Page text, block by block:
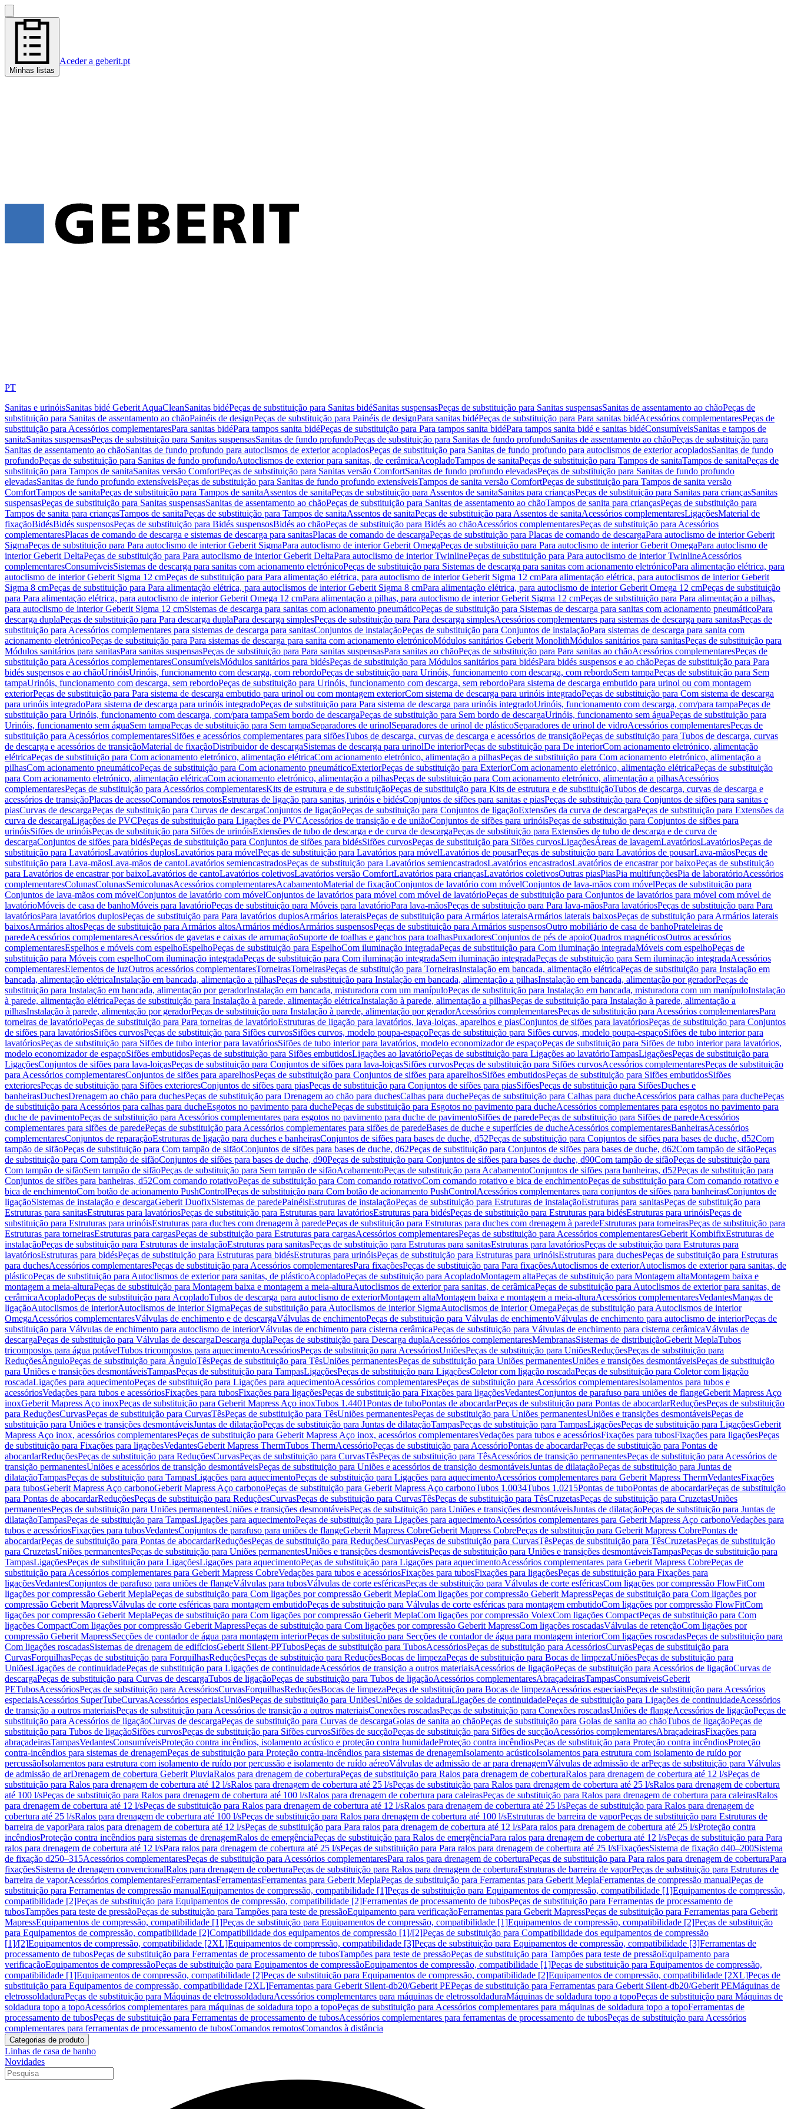
Minhas listas
Aceder a geberit.pt
PT
Sanitas e urinóisSanitas bidé Geberit AquaCleanSanitas bidéPeças de substituição para Sanitas bidéSanitas suspensasPeças de substituição para Sanitas suspensasSanitas de assentamento ao chãoPeças de
substituição para Sanitas de assentamento ao chãoPainéis de designPeças de substituição para Painéis de designPara sanitas bidéPeças de substituição para Para sanitas bidéAcessórios complementaresPeças de
substituição para Acessórios complementaresPara sanitas bidéPara tampos sanita bidéPeças de substituição para Para tampos sanita bidéPara tampos sanita bidé e sanitas bidéConsumíveisSanitas e tampos de
sanitaSanitas suspensasPeças de substituição para Sanitas suspensasSanitas de fundo profundoPeças de substituição para Sanitas de fundo profundoSanitas de assentamento ao chãoPeças de substituição para
Sanitas de assentamento ao chãoSanitas de fundo profundo para autoclismos de exterior acopladosPeças de substituição para Sanitas de fundo profundo para autoclismos de exterior acopladosSanitas de fundo
profundoPeças de substituição para Sanitas de fundo profundoAutoclismos de exterior para sanitas, de cerâmicaAcopladoTampos de sanitaPeças de substituição para Tampos de sanitaTampos de sanitaPeças de
substituição para Tampos de sanitaSanitas versão ComfortPeças de substituição para Sanitas versão ComfortSanitas de fundo profundo elevadasPeças de substituição para Sanitas de fundo profundo
elevadasSanitas de fundo profundo extensíveisPeças de substituição para Sanitas de fundo profundo extensíveisTampos de sanita versão ComfortPeças de substituição para Tampos de sanita versão
ComfortTampos de sanitaPeças de substituição para Tampos de sanitaAssentos de sanitaPeças de substituição para Assentos de sanitaSanitas para criançasPeças de substituição para Sanitas para criançasSanitas
suspensasPeças de substituição para Sanitas suspensasSanitas de assentamento ao chãoPeças de substituição para Sanitas de assentamento ao chãoTampos de sanita para criançasPeças de substituição para
Tampos de sanita para criançasTampos de sanitaPeças de substituição para Tampos de sanitaAssentos de sanitaPeças de substituição para Assentos de sanitaAcessórios complementaresLigaçõesMaterial de
fixaçãoBidésBidés suspensosPeças de substituição para Bidés suspensosBidés ao chãoPeças de substituição para Bidés ao chãoAcessórios complementaresPeças de substituição para Acessórios
complementaresPlacas de comando de descarga e sistemas de descarga para sanitasPlacas de comando de descargaPeças de substituição para Placas de comando de descargaPara autoclismo de interior Geberit
SigmaPeças de substituição para Para autoclismo de interior Geberit SigmaPara autoclismo de interior Geberit OmegaPeças de substituição para Para autoclismo de interior Geberit OmegaPara autoclismo de
interior Geberit DeltaPeças de substituição para Para autoclismo de interior Geberit DeltaPara autoclismo de interior TwinlinePeças de substituição para Para autoclismo de interior TwinlineAcessórios
complementaresConsumíveisSistemas de descarga para sanitas com acionamento eletrónicoPeças de substituição para Sistemas de descarga para sanitas com acionamento eletrónicoPara alimentação elétrica, para
autoclismo de interior Geberit Sigma 12 cmPeças de substituição para Para alimentação elétrica, para autoclismo de interior Geberit Sigma 12 cmPara alimentação elétrica, para autoclismos de interior Geberit
Sigma 8 cmPeças de substituição para Para alimentação elétrica, para autoclismos de interior Geberit Sigma 8 cmPara alimentação elétrica, para autoclismo de interior Geberit Omega 12 cmPeças de substituição
para Para alimentação elétrica, para autoclismo de interior Geberit Omega 12 cmPara alimentação a pilhas, para autoclismo de interior Geberit Sigma 12 cmPeças de substituição para Para alimentação a pilhas,
para autoclismo de interior Geberit Sigma 12 cmSistemas de descarga para sanitas com acionamento pneumáticoPeças de substituição para Sistemas de descarga para sanitas com acionamento pneumáticoPara
descarga duplaPeças de substituição para Para descarga duplaPara descarga simplesPeças de substituição para Para descarga simplesAcessórios complementares para sistemas de descarga para sanitasPeças de
substituição para Acessórios complementares para sistemas de descarga para sanitasConjuntos de instalaçãoPeças de substituição para Conjuntos de instalaçãoPara sistemas de descarga para sanita com
acionamento eletrónicoPeças de substituição para Para sistemas de descarga para sanita com acionamento eletrónicoMódulos sanitários Geberit MonolithMódulos sanitários para sanitasPeças de substituição para
Módulos sanitários para sanitasPara sanitas suspensasPeças de substituição para Para sanitas suspensasPara sanitas ao chãoPeças de substituição para Para sanitas ao chãoAcessórios complementaresPeças de
substituição para Acessórios complementaresConsumíveisMódulos sanitários para bidésPeças de substituição para Módulos sanitários para bidésPara bidés suspensos e ao chãoPeças de substituição para Para
bidés suspensos e ao chãoUrinóisUrinóis, funcionamento com descarga, com rebordoPeças de substituição para Urinóis, funcionamento com descarga, com rebordoSem tampaPeças de substituição para Sem
tampaUrinóis, funcionamento com descarga, sem rebordoPeças de substituição para Urinóis, funcionamento com descarga, sem rebordoPara sistema de descarga embutido para urinol ou com montagem
exteriorPeças de substituição para Para sistema de descarga embutido para urinol ou com montagem exteriorCom sistema de descarga para urinóis integradoPeças de substituição para Com sistema de descarga
para urinóis integradoPara sistema de descarga para urinóis integradoPeças de substituição para Para sistema de descarga para urinóis integradoUrinóis, funcionamento com descarga, com/para tampaPeças de
substituição para Urinóis, funcionamento com descarga, com/para tampaSem bordo de descargaPeças de substituição para Sem bordo de descargaUrinóis, funcionamento sem águaPeças de substituição para
Urinóis, funcionamento sem águaSem tampaPeças de substituição para Sem tampaSeparadores de urinolSeparadores de urinol de plásticoSeparadores de urinol de vidroAcessórios complementaresPeças de
substituição para Acessórios complementaresSifões e acessórios complementares para sifõesTubos de descarga, curvas de descarga e acessórios de transiçãoPeças de substituição para Tubos de descarga, curvas
de descarga e acessórios de transiçãoMaterial de fixaçãoDistribuidor de descargaSistemas de descarga para urinolDe interiorPeças de substituição para De interiorCom acionamento eletrónico, alimentação
elétricaPeças de substituição para Com acionamento eletrónico, alimentação elétricaCom acionamento eletrónico, alimentação a pilhasPeças de substituição para Com acionamento eletrónico, alimentação a
pilhasCom acionamento pneumáticoPeças de substituição para Com acionamento pneumáticoExteriorPeças de substituição para ExteriorCom acionamento eletrónico, alimentação elétricaPeças de substituição
para Com acionamento eletrónico, alimentação elétricaCom acionamento eletrónico, alimentação a pilhasPeças de substituição para Com acionamento eletrónico, alimentação a pilhasAcessórios
complementaresPeças de substituição para Acessórios complementaresKits de estrutura e de substituiçãoPeças de substituição para Kits de estrutura e de substituiçãoTubos de descarga, curvas de descarga e
acessórios de transiçãoPlacas de acessoComandos remotosEstruturas de ligação para sanitas, urinóis e bidésConjuntos de sifões para sanitas e piasPeças de substituição para Conjuntos de sifões para sanitas e
piasCurvas de descargaPeças de substituição para Curvas de descargaConjuntos de ligaçãoPeças de substituição para Conjuntos de ligaçãoExtensões da curva de descargaPeças de substituição para Extensões da
curva de descargaLigações de PVCPeças de substituição para Ligações de PVCAcessórios de transição e de uniãoConjuntos de sifões para urinóisPeças de substituição para Conjuntos de sifões para
urinóisSifões de urinóisPeças de substituição para Sifões de urinóisExtensões de tubo de descarga e de curva de descargaPeças de substituição para Extensões de tubo de descarga e de curva de
descargaConjuntos de sifões para bidésPeças de substituição para Conjuntos de sifões para bidésSifões curvosPeças de substituição para Sifões curvosLigaçõesÁreas de lavagemLavatóriosLavatóriosPeças de
substituição para LavatóriosLavatórios duplosLavatórios para móvelPeças de substituição para Lavatórios para móvelLavatórios de pousarPeças de substituição para Lavatórios de pousarLava-mãosPeças de
substituição para Lava-mãosLava-mãos de cantoLavatórios semiencastradosPeças de substituição para Lavatórios semiencastradosLavatórios encastradosLavatórios de encastrar por baixoPeças de substituição
para Lavatórios de encastrar por baixoLavatórios de cantoLavatórios coletivosLavatórios versão ComfortLavatórios para criançasLavatórios coletivosOutras piasPiasPia multifunçõesPia de laboratórioAcessórios
complementaresColunasColunasSemicolunasAcessórios complementaresAcabamentoMaterial de fixaçãoConjuntos de lavatório com móvelConjuntos de lava-mãos com móvelPeças de substituição para
Conjuntos de lava-mãos com móvelConjuntos de lavatório com móvelConjuntos de lavatórios para móvel com móvel de lavatórioPeças de substituição para Conjuntos de lavatórios para móvel com móvel de
lavatórioMóveis de casa de banhoMóveis para lavatórioPeças de substituição para Móveis para lavatórioPara lava-mãosPeças de substituição para Para lava-mãosPara lavatóriosPeças de substituição para Para
lavatóriosPara lavatórios duplosPeças de substituição para Para lavatórios duplosArmários lateraisPeças de substituição para Armários lateraisArmários laterais baixosPeças de substituição para Armários laterais
baixosArmários altosPeças de substituição para Armários altosArmários médiosArmários suspensosPeças de substituição para Armários suspensosOutro mobiliário de casa de banhoPrateleiras de
paredeAcessórios complementaresAcessórios de gavetas e caixas de arrumaçãoSuporte de toalhas e ganchos para toalhasPuxadoresConjuntos de pés de apoioQuadros magnéticosOutros acessórios
complementaresEspelhos e móveis com espelhoEspelhoPeças de substituição para EspelhoCom iluminação integradaPeças de substituição para Com iluminação integradaMóveis com espelhoPeças de
substituição para Móveis com espelhoCom iluminação integradaPeças de substituição para Com iluminação integradaSem iluminação integradaPeças de substituição para Sem iluminação integradaAcessórios
complementaresElementos de luzOutros acessórios complementaresTorneirasTorneirasPeças de substituição para TorneirasInstalação em bancada, alimentação elétricaPeças de substituição para Instalação em
bancada, alimentação elétricaInstalação em bancada, alimentação a pilhasPeças de substituição para Instalação em bancada, alimentação a pilhasInstalação em bancada, alimentação por geradorPeças de
substituição para Instalação em bancada, alimentação por geradorInstalação em bancada, misturadora com um manípuloPeças de substituição para Instalação em bancada, misturadora com um manípuloInstalação
à parede, alimentação elétricaPeças de substituição para Instalação à parede, alimentação elétricaInstalação à parede, alimentação a pilhasPeças de substituição para Instalação à parede, alimentação a
pilhasInstalação à parede, alimentação por geradorPeças de substituição para Instalação à parede, alimentação por geradorAcessórios complementaresPeças de substituição para Acessórios complementaresPara
torneiras de lavatórioPeças de substituição para Para torneiras de lavatórioEstruturas de ligação para lavatórios, lava-loiças, aparelhos e piasConjuntos de sifões para lavatóriosPeças de substituição para Conjuntos
de sifões para lavatóriosSifões curvosPeças de substituição para Sifões curvosSifões curvos, modelo poupa-espaçoPeças de substituição para Sifões curvos, modelo poupa-espaçoSifões de tubo interior para
lavatóriosPeças de substituição para Sifões de tubo interior para lavatóriosSifões de tubo interior para lavatórios, modelo economizador de espaçoPeças de substituição para Sifões de tubo interior para lavatórios,
modelo economizador de espaçoSifões embutidosPeças de substituição para Sifões embutidosLigações ao lavatórioPeças de substituição para Ligações ao lavatórioTampasLigaçõesPeças de substituição para
LigaçõesConjuntos de sifões para lava-loiçasPeças de substituição para Conjuntos de sifões para lava-loiçasSifões curvosPeças de substituição para Sifões curvosAcessórios complementaresPeças de substituição
para Acessórios complementaresConjuntos de sifões para aparelhosPeças de substituição para Conjuntos de sifões para aparelhosSifões embutidosPeças de substituição para Sifões embutidosSifões
exterioresPeças de substituição para Sifões exterioresConjuntos de sifões para piasPeças de substituição para Conjuntos de sifões para piasSifõesPeças de substituição para SifõesDuches e
banheirasDuchesDrenagem ao chão para duchesPeças de substituição para Drenagem ao chão para duchesCalhas para duchePeças de substituição para Calhas para ducheAcessórios para calhas para duchePeças
de substituição para Acessórios para calhas para ducheEsgotos no pavimento para duchePeças de substituição para Esgotos no pavimento para ducheAcessórios complementares para esgotos no pavimento para
duche de pavimentoPeças de substituição para Acessórios complementares para esgotos no pavimento para duche de pavimentoSifões de paredePeças de substituição para Sifões de paredeAcessórios
complementares para sifões de paredePeças de substituição para Acessórios complementares para sifões de paredeBases de duche e superfícies de ducheAcessórios complementaresBanheirasAcessórios
complementaresConjuntos de reparaçãoEstruturas de ligação para duches e banheirasConjuntos de sifões para bases de duche, d52Peças de substituição para Conjuntos de sifões para bases de duche, d52Com
tampão de sifãoPeças de substituição para Com tampão de sifãoConjuntos de sifões para bases de duche, d62Peças de substituição para Conjuntos de sifões para bases de duche, d62Com tampão de sifãoPeças
de substituição para Com tampão de sifãoConjuntos de sifões para bases de duche, d90Peças de substituição para Conjuntos de sifões para bases de duche, d90Com tampão de sifãoPeças de substituição para
Com tampão de sifãoSem tampão de sifãoPeças de substituição para Sem tampão de sifãoAcabamentoPeças de substituição para AcabamentoConjuntos de sifões para banheiras, d52Peças de substituição para
Conjuntos de sifões para banheiras, d52Com comando rotativoPeças de substituição para Com comando rotativoCom comando rotativo e bica de enchimentoPeças de substituição para Com comando rotativo e
bica de enchimentoCom botão de acionamento PushControlPeças de substituição para Com botão de acionamento PushControlAcessórios complementares para conjuntos de sifões para banheirasConjuntos de
ligaçãoSistemas de instalação e descargaGeberit DuofixSistemas de paredePainéisEstruturas de instalaçãoPeças de substituição para Estruturas de instalaçãoEstruturas para sanitasPeças de substituição para
Estruturas para sanitasEstruturas para lavatóriosPeças de substituição para Estruturas para lavatóriosEstruturas para bidésPeças de substituição para Estruturas para bidésEstruturas para urinóisPeças de
substituição para Estruturas para urinóisEstruturas para duches com drenagem à paredePeças de substituição para Estruturas para duches com drenagem à paredeEstruturas para torneirasPeças de substituição para
Estruturas para torneirasEstruturas para cargasPeças de substituição para Estruturas para cargasAcessórios complementaresPeças de substituição para Acessórios complementaresGeberit KombifixEstruturas de
instalaçãoPeças de substituição para Estruturas de instalaçãoEstruturas para sanitasPeças de substituição para Estruturas para sanitasEstruturas para lavatóriosPeças de substituição para Estruturas para
lavatóriosEstruturas para bidésPeças de substituição para Estruturas para bidésEstruturas para urinóisPeças de substituição para Estruturas para urinóisEstruturas para duchesPeças de substituição para Estruturas
para duchesAcessórios complementaresPeças de substituição para Acessórios complementaresPara fixaçõesPeças de substituição para Para fixaçõesAutoclismos de exteriorAutoclismos de exterior para sanitas, de
plásticoPeças de substituição para Autoclismos de exterior para sanitas, de plásticoAcopladoPeças de substituição para AcopladoMontagem altaPeças de substituição para Montagem altaMontagem baixa e
montagem a meia-alturaPeças de substituição para Montagem baixa e montagem a meia-alturaAutoclismos de exterior para sanitas, de cerâmicaPeças de substituição para Autoclismos de exterior para sanitas, de
cerâmicaAcopladoPeças de substituição para AcopladoTubos de descarga para autoclismo de exteriorMontagem altaMontagem baixa e montagem a meia-alturaAcessórios complementaresVedantesMangas de
ligaçãoAutoclismos de interiorAutoclismos de interior SigmaPeças de substituição para Autoclismos de interior SigmaAutoclismos de interior OmegaPeças de substituição para Autoclismos de interior
OmegaAcessórios complementaresVálvulas de enchimento e de descargaVálvulas de enchimentoPeças de substituição para Válvulas de enchimentoVálvulas de enchimento para autoclismo de interiorPeças de
substituição para Válvulas de enchimento para autoclismo de interiorVálvulas de enchimento para cisterna cerâmicaPeças de substituição para Válvulas de enchimento para cisterna cerâmicaVálvulas de
descargaPeças de substituição para Válvulas de descargaDescarga duplaPeças de substituição para Descarga duplaAcessórios complementaresMembranasSistemas de distribuiçãoGeberit MeplaTubos
tricompostos para água potávelTubos tricompostos para aquecimentoAcessóriosPeças de substituição para AcessóriosUniõesPeças de substituição para UniõesReduçõesPeças de substituição para
ReduçõesÂnguloPeças de substituição para ÂnguloTêsPeças de substituição para TêsUniões permanentesPeças de substituição para Uniões permanentesUniões e transições desmontáveisPeças de substituição
para Uniões e transições desmontáveisTampasPeças de substituição para TampasLigaçõesPeças de substituição para LigaçõesColetor com ligação roscadaPeças de substituição para Coletor com ligação
roscadaLigações para aquecimentoPeças de substituição para Ligações para aquecimentoAcessórios complementaresPeças de substituição para Acessórios complementaresIsolamentos para tubos e
acessóriosVedações para tubos e acessóriosFixações para tubosFixações para ligaçõesPeças de substituição para Fixações para ligaçõesVedantesConjuntos de parafuso para uniões de flangeGeberit Mapress Aço
inoxGeberit Mapress Aço inoxPeças de substituição para Geberit Mapress Aço inoxTubos 1.4401Pontas de tuboPontas de abocardarPeças de substituição para Pontas de abocardarReduçõesPeças de substituição
para ReduçõesCurvasPeças de substituição para CurvasTêsPeças de substituição para TêsUniões permanentesPeças de substituição para Uniões permanentesUniões e transições desmontáveisPeças de
substituição para Uniões e transições desmontáveisJuntas de dilataçãoPeças de substituição para Juntas de dilataçãoTampasPeças de substituição para TampasLigaçõesPeças de substituição para LigaçõesGeberit
Mapress Aço inox, acessórios complementaresPeças de substituição para Geberit Mapress Aço inox, acessórios complementaresVedações para tubos e acessóriosFixações para tubosFixações para ligaçõesPeças
de substituição para Fixações para ligaçõesVedantesGeberit Mapress ThermTubos ThermAcessórioPeças de substituição para AcessórioPontas de abocardarPeças de substituição para Pontas de
abocardarReduçõesPeças de substituição para ReduçõesCurvasPeças de substituição para CurvasTêsPeças de substituição para TêsAcessórios de transição permanentesPeças de substituição para Acessórios de
transição permanentesUniões e acessórios de transição desmontáveisPeças de substituição para Uniões e acessórios de transição desmontáveisJuntas de dilataçãoPeças de substituição para Juntas de
dilataçãoTampasPeças de substituição para TampasLigações para aquecimentoPeças de substituição para Ligações para aquecimentoAcessórios complementares para Geberit Mapress ThermVedantesFixações
para tubosGeberit Mapress Aço carbonoGeberit Mapress Aço carbonoPeças de substituição para Geberit Mapress Aço carbonoTubos 1.0034Tubos 1.0215Pontas de tuboPontas de abocardarPeças de substituição
para Pontas de abocardarReduçõesPeças de substituição para ReduçõesCurvasPeças de substituição para CurvasTêsPeças de substituição para TêsCruzetasPeças de substituição para CruzetasUniões
permanentesPeças de substituição para Uniões permanentesUniões e transições desmontáveisPeças de substituição para Uniões e transições desmontáveisJuntas de dilataçãoPeças de substituição para Juntas de
dilataçãoTampasPeças de substituição para TampasLigações para aquecimentoPeças de substituição para Ligações para aquecimentoAcessórios complementares para Geberit Mapress Aço carbonoVedações para
tubos e acessóriosFixações para tubosVedantesConjuntos de parafuso para uniões de flangeGeberit Mapress CobreGeberit Mapress CobrePeças de substituição para Geberit Mapress CobrePontas de
abocardarPeças de substituição para Pontas de abocardarReduçõesPeças de substituição para ReduçõesCurvasPeças de substituição para CurvasTêsPeças de substituição para TêsCruzetasPeças de substituição
para CruzetasUniões permanentesPeças de substituição para Uniões permanentesUniões e transições desmontáveisPeças de substituição para Uniões e transições desmontáveisTampasPeças de substituição para
TampasLigaçõesPeças de substituição para LigaçõesLigações para aquecimentoPeças de substituição para Ligações para aquecimentoAcessórios complementares para Geberit Mapress CobrePeças de
substituição para Acessórios complementares para Geberit Mapress CobreVedações para tubos e acessóriosFixações para tubosFixações para ligaçõesPeças de substituição para Fixações para
ligaçõesVedantesConjuntos de parafuso para uniões de flangeVálvulas para tubosVálvulas de corte esféricasPeças de substituição para Válvulas de corte esféricasCom ligações por compressão FlowFitCom
ligações por compressão Geberit MeplaPeças de substituição para Com ligações por compressão Geberit MeplaCom ligações por compressão Geberit MapressPeças de substituição para Com ligações por
compressão Geberit MapressVálvulas de corte esféricas para montagem embutidoPeças de substituição para Válvulas de corte esféricas para montagem embutidoCom ligações por compressão FlowFitCom
ligações por compressão Geberit MeplaPeças de substituição para Com ligações por compressão Geberit MeplaCom ligações por compressão VolexCom ligações CompactPeças de substituição para Com
ligações CompactCom ligações por compressão Geberit MapressPeças de substituição para Com ligações por compressão Geberit MapressCom ligações roscadasVálvulas de retençãoCom ligações por
compressão Geberit MapressSecções de contador de água para montagem interiorPeças de substituição para Secções de contador de água para montagem interiorCom ligações roscadasPeças de substituição para
Com ligações roscadasSistemas de drenagem de edifíciosGeberit Silent-PPTubosPeças de substituição para TubosAcessóriosPeças de substituição para AcessóriosCurvasPeças de substituição para
CurvasForquilhasPeças de substituição para ForquilhasReduçõesPeças de substituição para ReduçõesBocas de limpezaPeças de substituição para Bocas de limpezaUniõesPeças de substituição para
UniõesLigações de continuidadePeças de substituição para Ligações de continuidadeAcessórios de transição a outros materiaisAcessórios de ligaçãoPeças de substituição para Acessórios de ligaçãoCurvas de
descargaPeças de substituição para Curvas de descargaTubos de ligaçãoPeças de substituição para Tubos de ligaçãoAcessórios complementaresAbraçadeirasTampasConsumíveisGeberit
PETubosAcessóriosPeças de substituição para AcessóriosCurvasForquilhasReduçõesBocas de limpezaPeças de substituição para Bocas de limpezaAcessórios especiaisPeças de substituição para Acessórios
especiaisAcessórios SuperTubeCurvasAcessórios especiaisUniõesPeças de substituição para UniõesUniões de soldaduraLigações de continuidadePeças de substituição para Ligações de continuidadeAcessórios
de transição a outros materiaisPeças de substituição para Acessórios de transição a outros materiaisConexões roscadasPeças de substituição para Conexões roscadasUniões de flangeAcessórios de ligaçãoPeças de
substituição para Acessórios de ligaçãoCurvas de descargaPeças de substituição para Curvas de descargaGolas de sanita ao chãoPeças de substituição para Golas de sanita ao chãoTubos de ligaçãoPeças de
substituição para Tubos de ligaçãoSifões curvosPeças de substituição para Sifões curvosSifões de sucçãoPeças de substituição para Sifões de sucçãoAcessórios complementaresAbraçadeirasFixações para
abraçadeirasTampasVedantesConsumíveisProteção contra incêndios, isolamento acústico e proteção contra humidadeProteção contra incêndiosPeças de substituição para Proteção contra incêndiosProteção
contra-incêndios para sistemas de drenagemPeças de substituição para Proteção contra-incêndios para sistemas de drenagemIsolamento acústicoIsolamentos para estrutura com isolamento de ruído por
percussãoIsolamentos para estrutura com isolamento de ruído por percussão e isolamento de ruído aéreoVálvulas de admissão de ar para drenagemVálvulas de admissão de arPeças de substituição para Válvulas
de admissão de arDrenagem de cobertura Geberit PluviaRalos para drenagem de coberturaPeças de substituição para Ralos para drenagem de coberturaRalos para drenagem de cobertura até 12 l/sPeças de
substituição para Ralos para drenagem de cobertura até 12 l/sRalos para drenagem de cobertura até 25 l/sPeças de substituição para Ralos para drenagem de cobertura até 25 l/sRalos para drenagem de cobertura
até 100 l/sPeças de substituição para Ralos para drenagem de cobertura até 100 l/sRalos para drenagem de cobertura para caleirasPeças de substituição para Ralos para drenagem de cobertura para caleirasRalos
para drenagem de cobertura até 12 l/sPeças de substituição para Ralos para drenagem de cobertura até 12 l/sRalos para drenagem de cobertura até 25 l/sPeças de substituição para Ralos para drenagem de
cobertura até 25 l/sRalos para drenagem de cobertura até 100 l/sPeças de substituição para Ralos para drenagem de cobertura até 100 l/sEstruturas de barreira de vaporPeças de substituição para Estruturas de
barreira de vaporPara ralos para drenagem de cobertura até 12 l/sPeças de substituição para Para ralos para drenagem de cobertura até 12 l/sPara ralos para drenagem de cobertura até 25 l/sProteção contra
incêndiosProteção contra incêndios para sistemas de drenagemRalos de emergênciaPeças de substituição para Ralos de emergênciaPara ralos para drenagem de cobertura até 12 l/sPeças de substituição para Para
ralos para drenagem de cobertura até 12 l/sPara ralos para drenagem de cobertura até 25 l/sPeças de substituição para Para ralos para drenagem de cobertura até 25 l/sFixaçõesSistema de fixação d40–200Sistema
de fixação d250–315Acessórios complementaresPeças de substituição para Acessórios complementaresPara ralos para drenagem de coberturaPeças de substituição para Para ralos para drenagem de coberturaPara
fixaçõesSistema de drenagem convencionalRalos para drenagem de coberturaPeças de substituição para Ralos para drenagem de coberturaEstruturas de barreira de vaporPeças de substituição para Estruturas de
barreira de vaporAcessórios complementaresFerramentasFerramentasFerramentas para Geberit MeplaPeças de substituição para Ferramentas para Geberit MeplaFerramentas de compressão manualPeças de
substituição para Ferramentas de compressão manualEquipamentos de compressão, compatibilidade [1]Peças de substituição para Equipamentos de compressão, compatibilidade [1]Equipamentos de compressão,
compatibilidade [2]Peças de substituição para Equipamentos de compressão, compatibilidade [2]Ferramentas de processamento de tubosPeças de substituição para Ferramentas de processamento de
tubosTampões para teste de pressãoPeças de substituição para Tampões para teste de pressãoEquipamento para verificaçãoFerramentas para Geberit MapressPeças de substituição para Ferramentas para Geberit
MapressEquipamentos de compressão, compatibilidade [1]Peças de substituição para Equipamentos de compressão, compatibilidade [1]Equipamentos de compressão, compatibilidade [2]Peças de substituição
para Equipamentos de compressão, compatibilidade [2]Compatibilidade dos equipamentos de compressão [1]/[2]Peças de substituição para Compatibilidade dos equipamentos de compressão
[1]/[2]Equipamentos de compressão, compatibilidade [2XL]Equipamentos de compressão, compatibilidade [3]Peças de substituição para Equipamentos de compressão, compatibilidade [3]Ferramentas de
processamento de tubosPeças de substituição para Ferramentas de processamento de tubosTampões para teste de pressãoPeças de substituição para Tampões para teste de pressãoEquipamento para
verificaçãoEquipamentos de compressãoPeças de substituição para Equipamentos de compressãoEquipamentos de compressão, compatibilidade [1]Peças de substituição para Equipamentos de compressão,
compatibilidade [1]Equipamentos de compressão, compatibilidade [2]Peças de substituição para Equipamentos de compressão, compatibilidade [2]Equipamentos de compressão, compatibilidade [2XL]Peças de
substituição para Equipamentos de compressão, compatibilidade [2XL]Ferramentas para Geberit Silent-db20/Geberit PEPeças de substituição para Ferramentas para Geberit Silent-db20/Geberit PEMáquinas de
eletrossoldaduraPeças de substituição para Máquinas de eletrossoldaduraAcessórios complementares para máquinas de eletrossoldaduraMáquinas de soldadura topo a topoPeças de substituição para Máquinas de
soldadura topo a topoAcessórios complementares para máquinas de soldadura topo a topoPeças de substituição para Acessórios complementares para máquinas de soldadura topo a topoFerramentas de
processamento de tubosPeças de substituição para Ferramentas de processamento de tubosAcessórios complementares para ferramentas de processamento de tubosPeças de substituição para Acessórios
complementares para ferramentas de processamento de tubosComandos remotosComandos à distância
Categorias de produto
Linhas de casa de banho
Novidades